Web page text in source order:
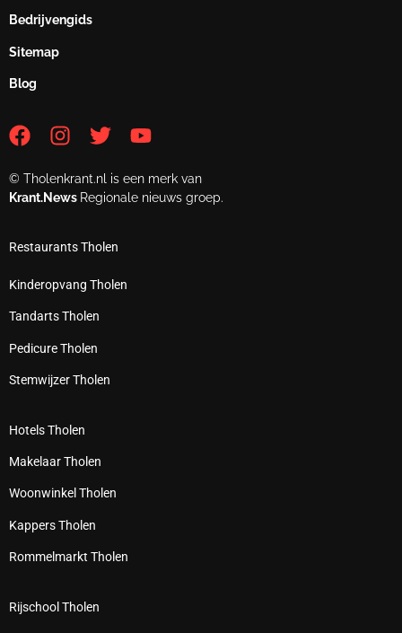
Bedrijvengids
Sitemap
Blog
© Tholenkrant.nl is een merk van
Krant.News Regionale nieuws groep.
Restaurants Tholen
Kinderopvang Tholen
Tandarts Tholen
Pedicure Tholen
Stemwijzer Tholen
Hotels Tholen
Makelaar Tholen
Woonwinkel Tholen
Kappers Tholen
Rommelmarkt Tholen
Rijschool Tholen